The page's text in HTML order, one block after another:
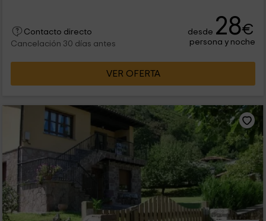
Contacto directo
Cancelación 30 días antes
desde 28€
persona y noche
VER OFERTA